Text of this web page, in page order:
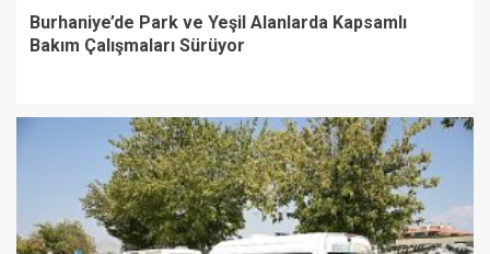
Burhaniye’de Park ve Yeşil Alanlarda Kapsamlı
Bakım Çalışmaları Sürüyor